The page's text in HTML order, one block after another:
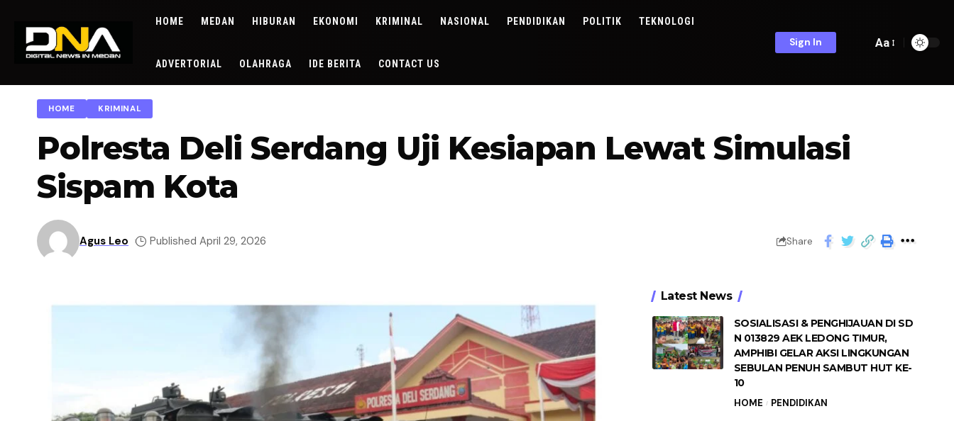
HOME MEDAN HIBURAN EKONOMI KRIMINAL NASIONAL PENDIDIKAN POLITIK TEKNOLOGI
ADVERTORIAL OLAHRAGA IDE BERITA CONTACT US
Sign In Aa
HOME KRIMINAL
Polresta Deli Serdang Uji Kesiapan Lewat Simulasi
Sispam Kota
Agus Leo Published April 29, 2026 Share
Latest News
SOSIALISASI & PENGHIJAUAN DI SD
N 013829 AEK LEDONG TIMUR,
AMPHIBI GELAR AKSI LINGKUNGAN
SEBULAN PENUH SAMBUT HUT KE-
10
HOME PENDIDIKAN